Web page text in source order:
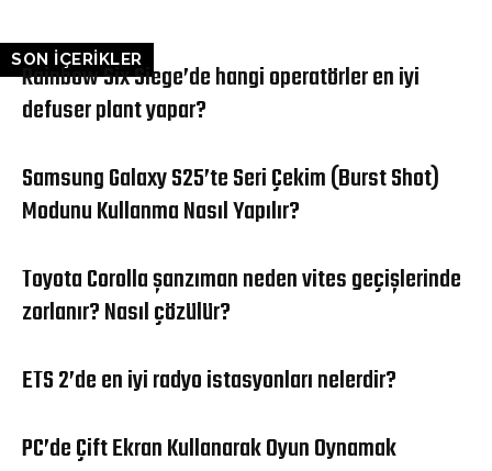
SON İÇERİKLER
Rainbow Six Siege’de hangi operatörler en iyi
defuser plant yapar?
Samsung Galaxy S25’te Seri Çekim (Burst Shot)
Modunu Kullanma Nasıl Yapılır?
Toyota Corolla şanzıman neden vites geçişlerinde
zorlanır? Nasıl çözülür?
ETS 2’de en iyi radyo istasyonları nelerdir?
PC’de Çift Ekran Kullanarak Oyun Oynamak